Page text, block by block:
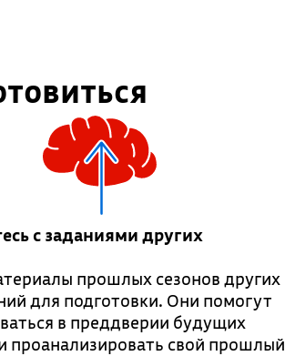
с заданиями других
прошлых сезонов других
для подготовки. Они помогут
в преддверии будущих
проанализировать свой прошлый